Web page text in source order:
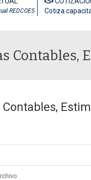
REDCOES
Cotiza
Contables,